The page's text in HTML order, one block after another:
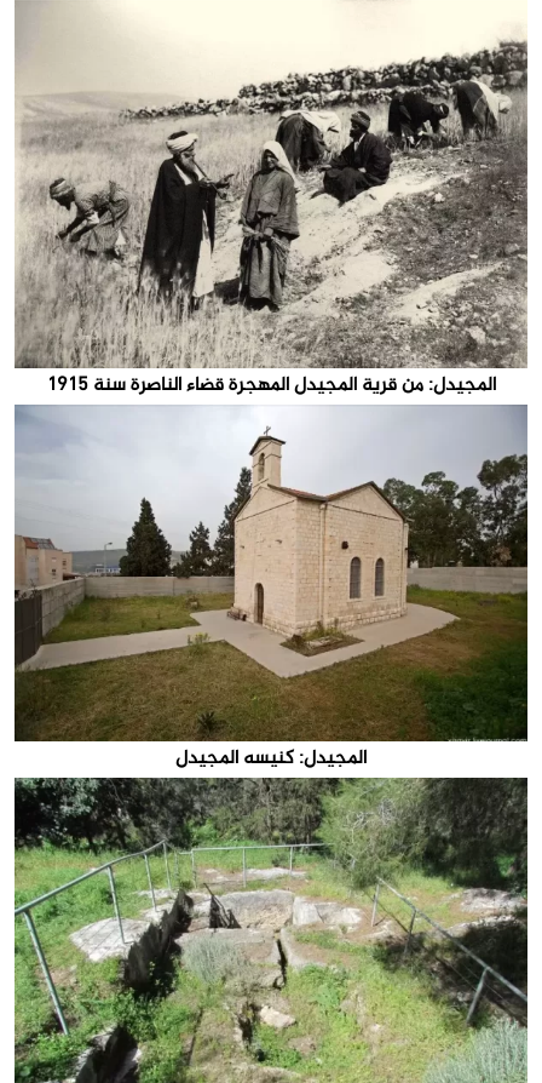
المجيدل: من قرية المجيدل المهجرة قضاء الناصرة سنة 1915
المجيدل: كنيسه المجيدل